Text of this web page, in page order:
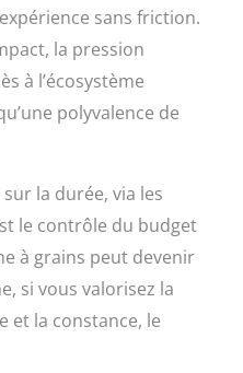
sans friction.
la pression
à l’écosystème
polyvalence de
la durée, via les
le contrôle du budget
à grains peut devenir
si vous valorisez la
et la constance, le